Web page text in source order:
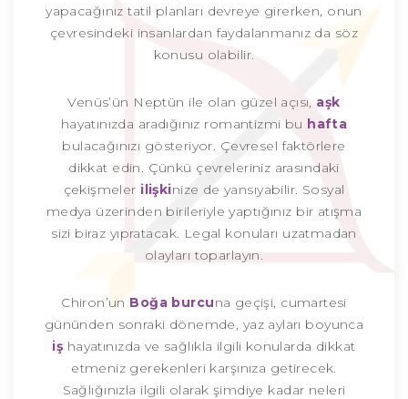
yapacağınız tatil planları devreye girerken, onun
çevresindeki insanlardan faydalanmanız da söz
konusu olabilir.
Venüs’ün Neptün ile olan güzel açısı, aşk
hayatınızda aradığınız romantizmi bu hafta
bulacağınızı gösteriyor. Çevresel faktörlere
dikkat edin. Çünkü çevreleriniz arasındaki
çekişmeler ilişkinize de yansıyabilir. Sosyal
medya üzerinden birileriyle yaptığınız bir atışma
sizi biraz yıpratacak. Legal konuları uzatmadan
olayları toparlayın.
Chiron’un Boğa burcuna geçişi, cumartesi
gününden sonraki dönemde, yaz ayları boyunca
iş hayatınızda ve sağlıkla ilgili konularda dikkat
etmeniz gerekenleri karşınıza getirecek.
Sağlığınızla ilgili olarak şimdiye kadar neleri